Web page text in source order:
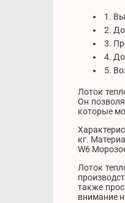
1.
2.
3.
4.
5.
Лоток
Он
которые
кг.
W6
Лоток
также
внимание